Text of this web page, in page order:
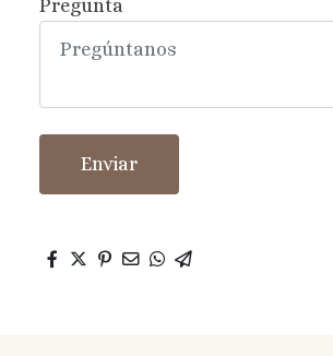
Pregunta
Enviar